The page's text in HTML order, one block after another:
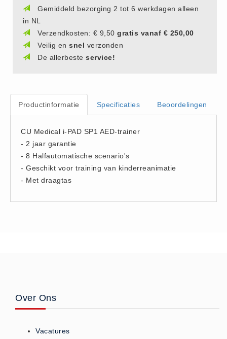
AED apparaten (11)
AED batterijen (12)
AED binnen - buiten kasten (11)
AED elektroden (18)
AED trainers (14)
BHV kasten (5)
BHV Kleding
BHV middelen
CO2 blussers (2)
Schuimblussers (6)
Gemiddeld bezorging 2 tot 6 werkdagen alleen
in NL
Verzendkosten: € 9,50 gratis vanaf € 250,00
Veilig en snel verzonden
De allerbeste service!
Productinformatie Specificaties Beoordelingen
CU Medical i-PAD SP1 AED-trainer
- 2 jaar garantie
- 8 Halfautomatische scenario's
- Geschikt voor training van kinderreanimatie
- Met draagtas
Over Ons
Vacatures